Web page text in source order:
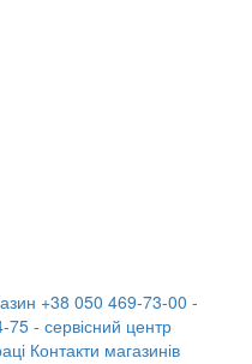
+38 050 469-73-00 -
- сервісний центр
Контакти магазинів